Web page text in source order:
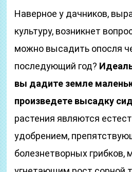
Наверное у дачников,
культуру, возникнет
можно высадить опосля
последующий год?
вы дадите земле
произведете высадку
растения являются
удобрением,
болезнетворных грибков,